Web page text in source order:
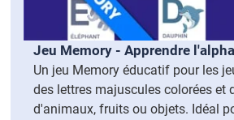
Jeu Memory - Apprendre
Un jeu Memory éducatif pour les
des lettres majuscules colorées et
d'animaux, fruits ou objets. Idéal